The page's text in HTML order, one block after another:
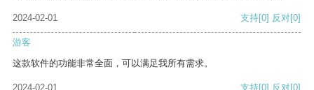
2024-02-01 支持[0] 反对[0]
游客
这款软件的功能非常全面，可以满足我所有需求。
2024-02-01 支持[0] 反对[0]